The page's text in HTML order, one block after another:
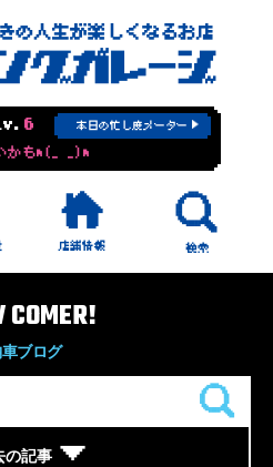
6 本日の忙し度メーター
かもm(_ _)m
COMER!
ブログ
の記事